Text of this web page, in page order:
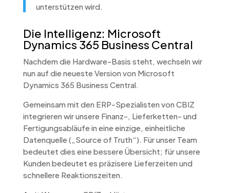
unterstützen wird.
Die Intelligenz: Microsoft
Dynamics 365 Business Central
Nachdem die Hardware-Basis steht, wechseln wir
nun auf die neueste Version von Microsoft
Dynamics 365 Business Central.
Gemeinsam mit den ERP-Spezialisten von CBIZ
integrieren wir unsere Finanz-, Lieferketten- und
Fertigungsabläufe in eine einzige, einheitliche
Datenquelle („Source of Truth“). Für unser Team
bedeutet dies eine bessere Übersicht; für unsere
Kunden bedeutet es präzisere Lieferzeiten und
schnellere Reaktionszeiten.